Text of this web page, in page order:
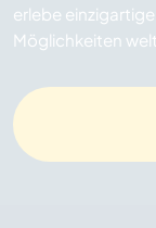
erlebe
Möglichkeiten